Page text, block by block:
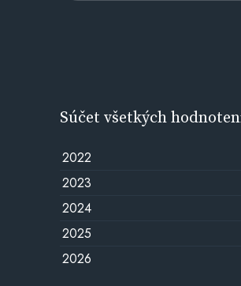
Súčet všetkých
2022
2023
2024
2025
2026